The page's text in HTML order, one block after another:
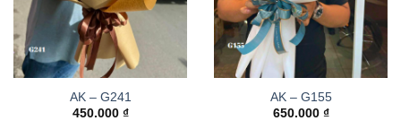
AK – G241
450.000 ₫
AK – G155
650.000 ₫